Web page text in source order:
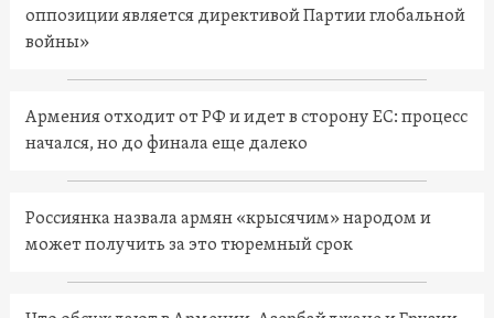
оппозиции является директивой Партии глобальной
войны»
Армения отходит от РФ и идет в сторону ЕС: процесс
начался, но до финала еще далеко
Россиянка назвала армян «крысячим» народом и
может получить за это тюремный срок